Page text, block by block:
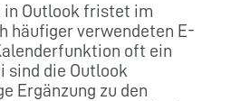
in Outlook fristet im
häufiger verwendeten E-
oft ein
sind die Outlook
Ergänzung zu den